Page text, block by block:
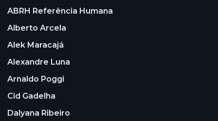
ABRH Referência Humana
Alberto Arcela
Alek Maracajá
Alexandre Luna
Arnaldo Poggi
Cid Gadelha
Dalyana Ribeiro